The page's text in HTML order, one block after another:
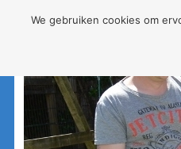
We gebruiken cookies om